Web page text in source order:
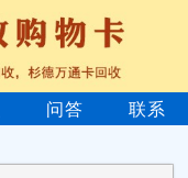
问答
联系